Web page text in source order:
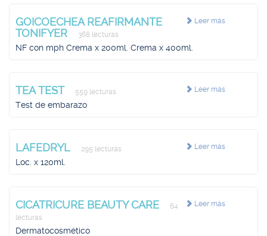
Leer más
GOICOECHEA REAFIRMANTE
TONIFYER
368 lecturas
NF con mph Crema x 200ml. Crema x 400ml.
Leer más
TEA TEST 559 lecturas
Test de embarazo
Leer más
LAFEDRYL 295 lecturas
Loc. x 120ml.
Leer más
CICATRICURE BEAUTY CARE
64
lecturas
Dermatocosmético